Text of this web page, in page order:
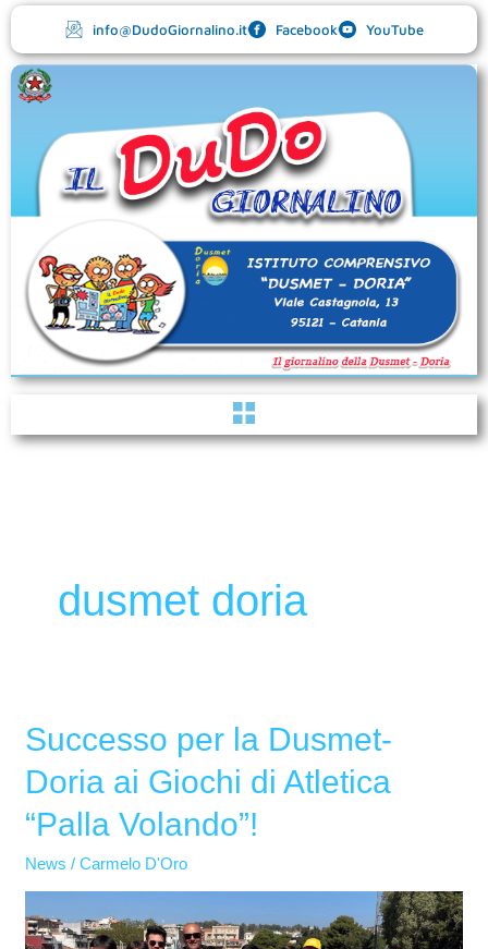
contenuto
info@DudoGiornalino.it Facebook YouTube
Menu
dusmet doria
Successo per la Dusmet-
Doria ai Giochi di Atletica
“Palla Volando”!
News /Carmelo D'Oro
Successo
la
Dusmet-
di